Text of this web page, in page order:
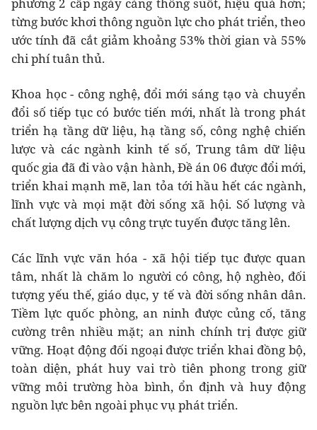
phương 2 cấp ngày càng thông suốt, hiệu quả hơn;
từng bước khơi thông nguồn lực cho phát triển, theo
ước tính đã cắt giảm khoảng 53% thời gian và 55%
chi phí tuân thủ.
Khoa học - công nghệ, đổi mới sáng tạo và chuyển
đổi số tiếp tục có bước tiến mới, nhất là trong phát
triển hạ tầng dữ liệu, hạ tầng số, công nghệ chiến
lược và các ngành kinh tế số, Trung tâm dữ liệu
quốc gia đã đi vào vận hành, Đề án 06 được đổi mới,
triển khai mạnh mẽ, lan tỏa tới hầu hết các ngành,
lĩnh vực và mọi mặt đời sống xã hội. Số lượng và
chất lượng dịch vụ công trực tuyến được tăng lên.
Các lĩnh vực văn hóa - xã hội tiếp tục được quan
tâm, nhất là chăm lo người có công, hộ nghèo, đối
tượng yếu thế, giáo dục, y tế và đời sống nhân dân.
Tiềm lực quốc phòng, an ninh được củng cố, tăng
cường trên nhiều mặt; an ninh chính trị được giữ
vững. Hoạt động đối ngoại được triển khai đồng bộ,
toàn diện, phát huy vai trò tiên phong trong giữ
vững môi trường hòa bình, ổn định và huy động
nguồn lực bên ngoài phục vụ phát triển.